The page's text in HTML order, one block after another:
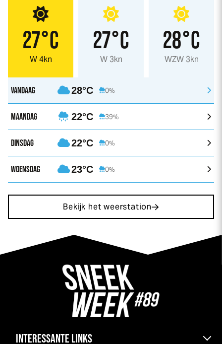
27°C
W 4kn
27°C
W 3kn
28°C
WZW 3kn
VANDAAG 28°C 0%
MAANDAG 22°C 39%
DINSDAG 22°C 0%
WOENSDAG 23°C 0%
Bekijk het weerstation
INTERESSANTE LINKS